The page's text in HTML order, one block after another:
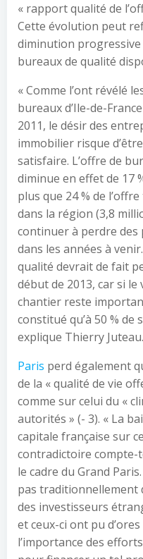
« rapport qualité de
Cette évolution peut
diminution progressive
bureaux de qualité
« Comme l’ont révélé
bureaux d’Ile-de-
2011, le désir des
immobilier risque
satisfaire. L’offre de
diminue en effet de 17
plus que 24 % de
dans la région (3,8
continuer à perdre des
dans les années à
qualité devrait de fait
début de 2013, car si
chantier reste
constitué qu’à 50 % de
explique Thierry Juteau.
Paris perd également
de la « qualité de vie
comme sur celui du «
autorités » (- 3). « La
capitale française sur
contradictoire compte-
le cadre du Grand
pas traditionnellement
des investisseurs
et ceux-ci ont pu
l’importance des